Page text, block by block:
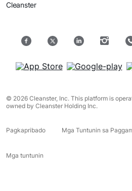
Cleanster
© 2026 Cleanster, Inc. This platform is
owned by Cleanster Holding Inc.
Pagkapribado Mga Tuntunin sa
Mga tuntunin